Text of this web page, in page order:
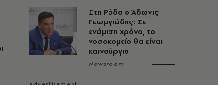
Στη Ρόδο ο Άδωνις
Γεωργιάδης: Σε
ενάμιση χρόνο, το
νοσοκομείο θα είναι
καινούργιο
Newsroom